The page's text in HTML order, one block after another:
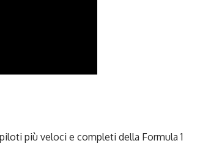
più veloci e completi della Formula 1